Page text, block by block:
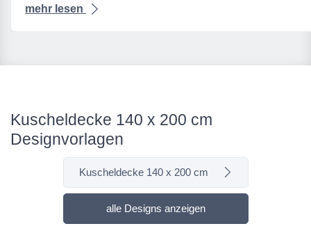
mehr lesen
Kuscheldecke 140 x 200 cm
Designvorlagen
Kuscheldecke 140 x 200 cm
alle Designs anzeigen